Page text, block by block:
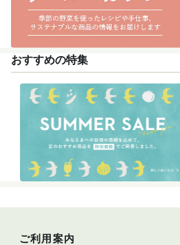
おすすめの特集
ご利用案内